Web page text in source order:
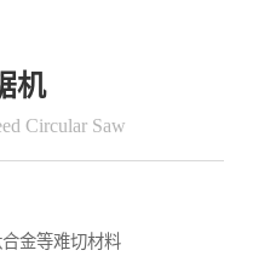
机
Circular Saw
金等难切材料